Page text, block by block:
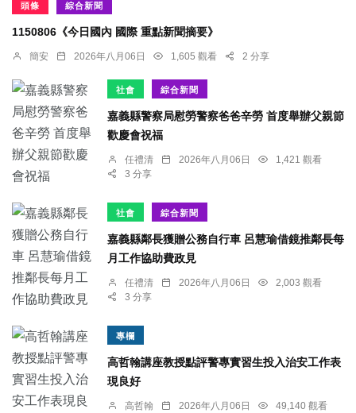
頭條 綜合新聞
1150806《今日國內 國際 重點新聞摘要》
簡安 2026年八月06日 1,605 觀看 2 分享
社會 綜合新聞
嘉義縣警察局慰勞警察爸爸辛勞 首度舉辦父親節
歡慶會祝福
任禮清 2026年八月06日
1,421 觀看
3 分享
社會 綜合新聞
嘉義縣鄰長獲贈公務自行車 呂慧瑜借鏡推鄰長每
月工作協助費政見
任禮清 2026年八月06日
2,003 觀看
3 分享
專欄
高哲翰講座教授點評警專實習生投入治安工作表
現良好
高哲翰 2026年八月06日
49,140 觀看